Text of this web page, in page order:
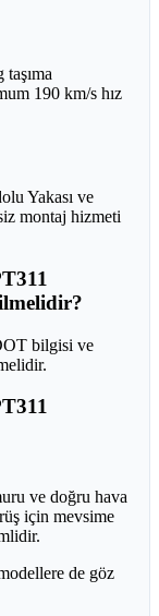
190 km/s hız
Yakası ve
montaj hizmeti
bilgisi ve
ve doğru hava
için mevsime
de göz